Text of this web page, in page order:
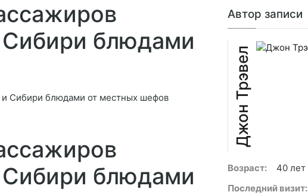
Сибири блюдами
Сибири блюдами
Автор записи
Джон Трэвел
Возраст:
40 лет
Последний визит: